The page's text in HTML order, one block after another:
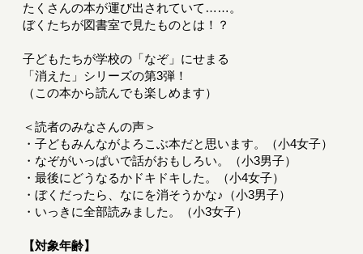
たくさんの本が運び出されていて……。
ぼくたちが図書室で見たものとは！？
子どもたちが学校の「なぞ」にせまる
「消えた」シリーズの第3弾！
（この本から読んでも楽しめます）
＜読者のみなさんの声＞
・子どもみんながよろこぶ本だと思います。（小4女子）
・なぞがいっぱいで話がおもしろい。（小3男子）
・最後にどうなるかドキドキした。（小4女子）
・ぼくだったら、なにを消そうかな♪（小3男子）
・いっきに全部読みました。（小3女子）
【対象年齢】